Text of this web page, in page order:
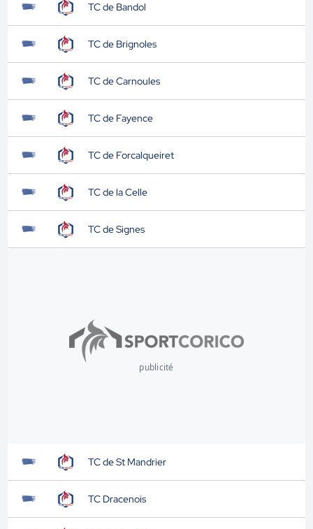
TC de Bandol
TC de Brignoles
TC de Carnoules
TC de Fayence
TC de Forcalqueiret
TC de la Celle
TC de Signes
publicité
TC de St Mandrier
TC Dracenois